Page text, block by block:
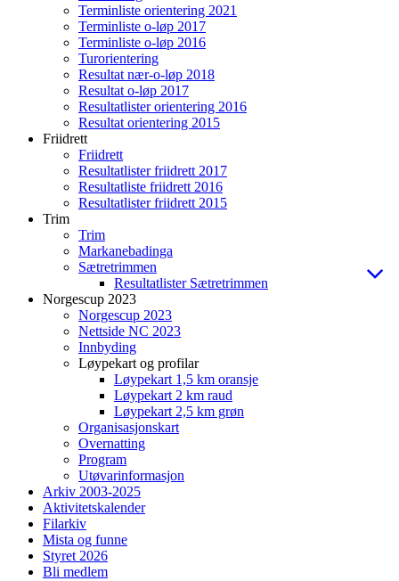
Terminliste orientering 2021
Terminliste o-løp 2017
Terminliste o-løp 2016
Turorientering
Resultat nær-o-løp 2018
Resultat o-løp 2017
Resultatlister orientering 2016
Resultat orientering 2015
Friidrett
Friidrett
Resultatlister friidrett 2017
Resultatliste friidrett 2016
Resultatlister friidrett 2015
Trim
Trim
Markanebadinga
Sætretrimmen
Resultatlister Sætretrimmen
Norgescup 2023
Norgescup 2023
Nettside NC 2023
Innbyding
Løypekart og profilar
Løypekart 1,5 km oransje
Løypekart 2 km raud
Løypekart 2,5 km grøn
Organisasjonskart
Overnatting
Program
Utøvarinformasjon
Arkiv 2003-2025
Aktivitetskalender
Filarkiv
Mista og funne
Styret 2026
Bli medlem